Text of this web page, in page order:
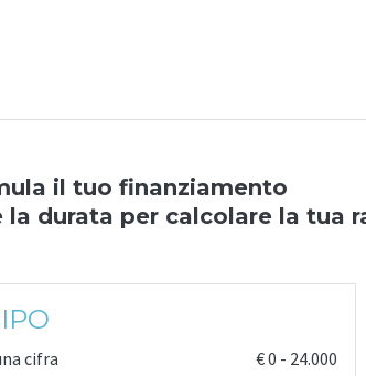
il tuo finanziamento
durata per calcolare la tua
cifra €0 - 24.000